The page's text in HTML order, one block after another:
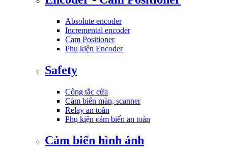
Absolute encoder
Incremental encoder
Cam Positioner
Phụ kiện Encoder
Safety
Công tắc cửa
Cảm biến màn, scanner
Relay an toàn
Phụ kiện cảm biến an toàn
Cảm biến hình ảnh